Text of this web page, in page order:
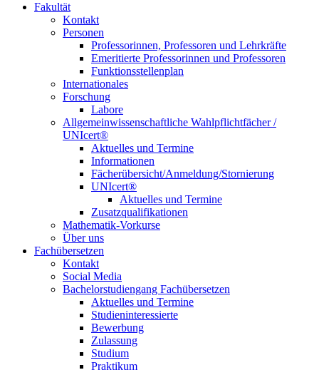
Fakultät
Kontakt
Personen
Professorinnen, Professoren und Lehrkräfte
Emeritierte Professorinnen und Professoren
Funktionsstellenplan
Internationales
Forschung
Labore
Allgemeinwissenschaftliche Wahlpflichtfächer /
UNIcert®
Aktuelles und Termine
Informationen
Fächerübersicht/Anmeldung/Stornierung
UNIcert®
Aktuelles und Termine
Zusatzqualifikationen
Mathematik-Vorkurse
Über uns
Fachübersetzen
Kontakt
Social Media
Bachelorstudiengang Fachübersetzen
Aktuelles und Termine
Studieninteressierte
Bewerbung
Zulassung
Studium
Praktikum